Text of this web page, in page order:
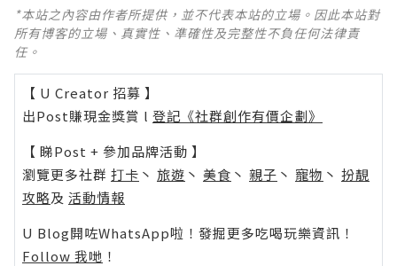
*本站之內容由作者所提供，並不代表本站的立場。因此本站對
所有博客的立場、真實性、準確性及完整性不負任何法律責
任。
【 U Creator 招募 】
出Post賺現金獎賞 l 登記《社群創作有價企劃》
【 睇Post + 參加品牌活動 】
瀏覽更多社群 打卡 丶 旅遊 丶 美食 丶 親子 丶 寵物 丶 扮靚
攻略及 活動情報
U Blog開咗WhatsApp啦！發掘更多吃喝玩樂資訊！
Follow 我哋 ！